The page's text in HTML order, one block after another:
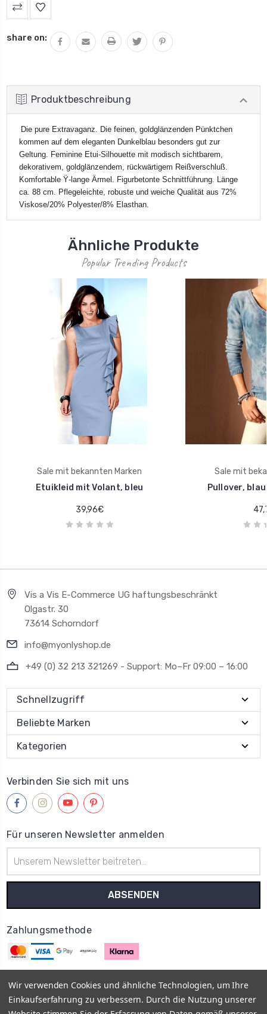
share on:
Produktbeschreibung
Die pure Extravaganz. Die feinen, goldglänzenden Pünktchen
kommen auf dem eleganten Dunkelblau besonders gut zur
Geltung. Feminine Etui-Silhouette mit modisch sichtbarem,
dekorativem, goldglänzendem, rückwärtigem Reißverschluß.
Komfortable Ÿ-lange Ärmel. Figurbetonte Schnittführung. Länge
ca. 88 cm. Pflegeleichte, robuste und weiche Qualität aus 72%
Viskose/20% Polyester/8% Elasthan.
Ähnliche Produkte
Popular Trending Products
Sale mit bekannten Marken
Etuikleid mit Volant, bleu
39,96€
Sale mit
Pullover,
Vis a Vis E-Commerce UG haftungsbeschränkt
Olgastr. 30
73614 Schorndorf
info@myonlyshop.de
+49 (0) 32 213 321269 - Support: Mo–Fr 09:00 – 16:00
Schnellzugriff
Beliebte Marken
Kategorien
Verbinden Sie sich mit uns
Für unseren Newsletter anmelden
Mail-
Adresse
Zahlungsmethode
© 2013–2026 MyOnlyShop Vis a Vis E-Commerce UG Impressum
Wir verwenden Cookies und ähnliche Technologien, um Ihre
Einkaufserfahrung zu verbessern. Durch die Nutzung unserer